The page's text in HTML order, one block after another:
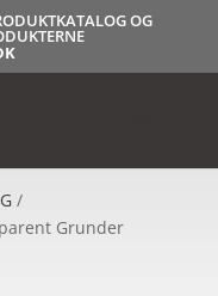
OG
/
Grunder